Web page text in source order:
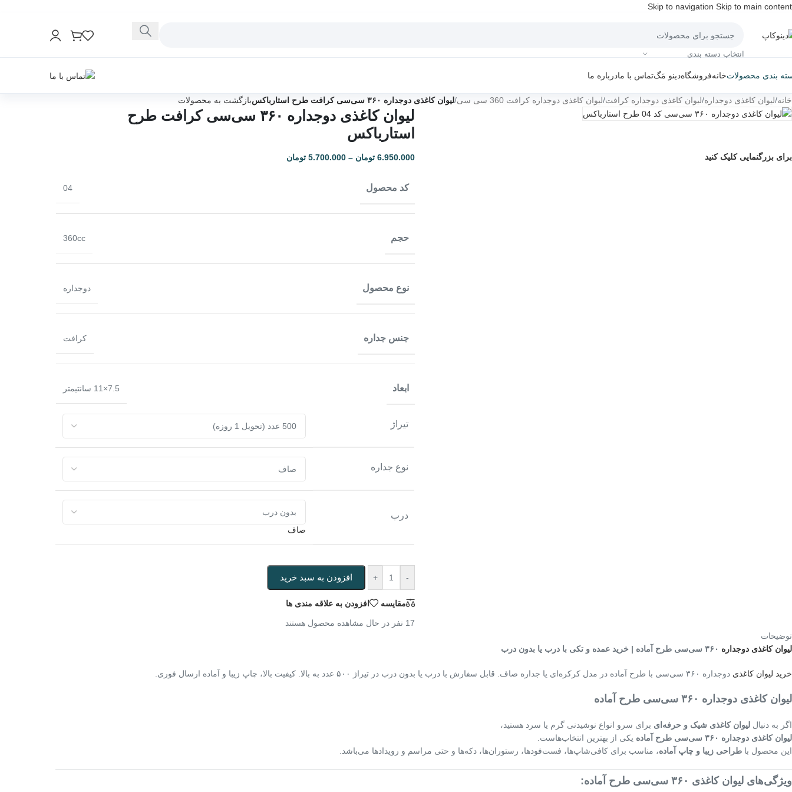
Skip to navigation Skip to main content
انتخاب دسته بندی
بندی محصولاتخانهفروشگاهدینو مَگتماس با مادرباره ما
خانه/لیوان کاغذی دوجداره/لیوان کاغذی دوجداره کرافت/لیوان کاغذی دوجداره کرافت 360 سی سی /لیوان کاغذی دوجداره ۳۶۰ سی‌سی کرافت طرح استارباکس بازگشت به محصولات
برای بزرگنمایی کلیک کنید
لیوان کاغذی دوجداره ۳۶۰ سی‌سی کرافت طرح
استارباکس
6.950.000 تومان –
5.700.000 تومان
کد محصول 04
حجم 360cc
نوع محصول دوجداره
جنس جداره کرافت
ابعاد 7.5×11 سانتیمتر
تیراژ
نوع جداره
درب
صاف
-
+ افزودن به سبد خرید
مقایسه افزودن به علاقه مندی ها
17 نفر در حال مشاهده محصول هستند
توضیحات
لیوان کاغذی دوجداره
خرید لیوان کاغذی دوجداره ۳۶۰ سی‌سی با طرح آماده در مدل کرکره‌ای یا جداره صاف. قابل سفارش با درب یا بدون درب در تیراژ ۵۰۰ عدد به بالا. کیفیت بالا، چاپ زیبا و آماده ارسال فوری.
لیوان کاغذی دوجداره ۳۶۰ سی‌سی طرح آماده
اگر به دنبال لیوان کاغذی شیک و حرفه‌ای برای سرو انواع نوشیدنی گرم یا سرد هستید،
لیوان کاغذی دوجداره ۳۶۰ سی‌سی طرح آماده
یکی از بهترین انتخاب‌هاست.
این محصول با طراحی زیبا و چاپ آماده، مناسب برای کافی‌شاپ‌ها، فست‌فودها، رستوران‌ها، دکه‌ها و حتی مراسم و رویدادها می‌باشد.
ویژگی‌های لیوان کاغذی ۳۶۰ سی‌سی طرح آماده: